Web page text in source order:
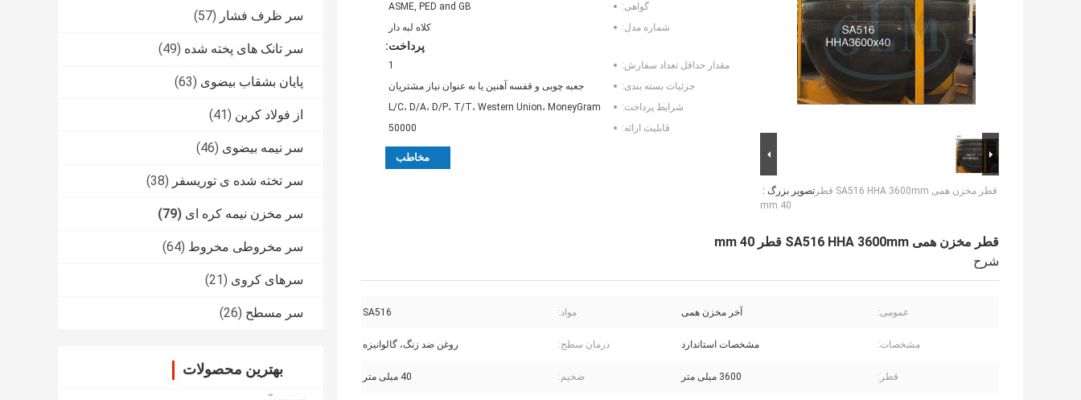
سر ظرف فشار (57)
سر تانک های پخته شده (49)
پایان بشقاب بیضوی (63)
از فولاد کربن (41)
سر نیمه بیضوی (46)
سر تخته شده ی توریسفر (38)
سر مخزن نیمه کره ای (79)
سر مخروطی مخروط (64)
سرهای کروی (21)
سر مسطح (26)
بهترین محصولات
تصویر بزرگ : قطر مخزن همی SA516 HHA 3600mm قطر
40 mm
گواهی:
ASME, PED and GB
شماره مدل:
کلاه لبه دار
پرداخت:
مقدار حداقل تعداد سفارش:
1
جزئیات بسته بندی:
جعبه چوبی و قفسه آهنین یا به عنوان نیاز مشتریان
شرایط پرداخت:
L/C، D/A، D/P، T/T، Western Union، MoneyGram
قابلیت ارائه:
50000
مخاطب
قطر مخزن همی SA516 HHA 3600mm قطر 40 mm
شرح
عمومی: آخر مخزن همی مواد: SA516
مشخصات: مشخصات استاندارد درمان سطح: روغن ضد زنگ، گالوانیزه
قطر: 3600 میلی متر ضخیم: 40 میلی متر